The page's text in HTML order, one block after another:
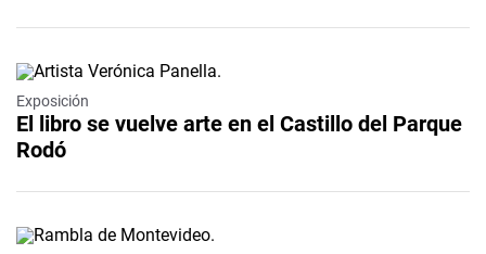
Exposición
El libro se vuelve arte en el Castillo del Parque
Rodó